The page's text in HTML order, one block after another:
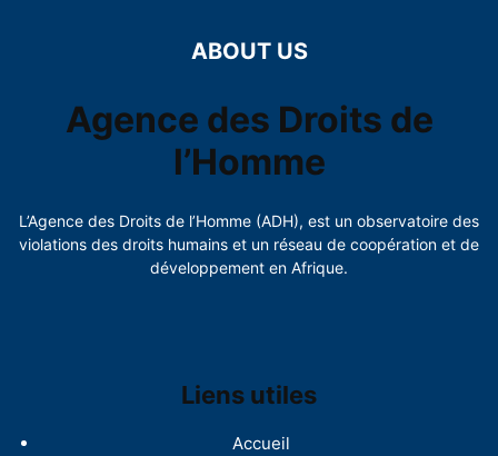
ABOUT US
Agence des Droits de
l’Homme
L’Agence des Droits de l’Homme (ADH), est un observatoire des
violations des droits humains et un réseau de coopération et de
développement en Afrique.
Liens utiles
Accueil